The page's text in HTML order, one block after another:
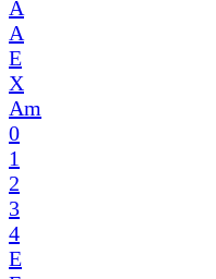
A
A
E
X
Am
0
1
2
3
4
E